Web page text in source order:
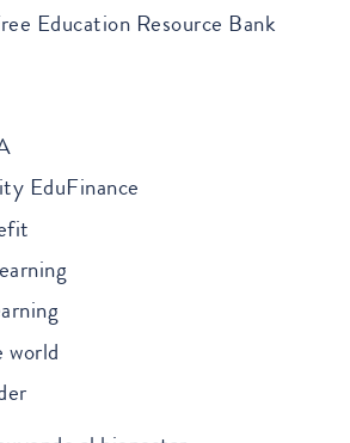
Education Resource Bank
EduFinance
world